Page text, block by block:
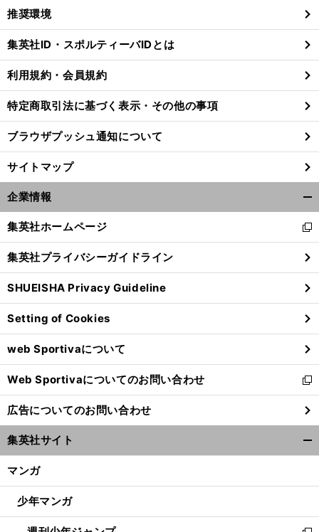
、
閉
る
推奨環境
集英社ID・スポルティーバIDとは
利用規約・会員規約
特定商取引法に基づく表示・その他の事項
ブラウザプッシュ通知について
サイトマップ
企業情報
閉
る
集英社ホームページ
新
し
い
ウ
ィ
ン
ド
ウ
で
開
く
集英社プライバシーガイドライン
SHUEISHA Privacy Guideline
Setting of Cookies
web Sportivaについて
Web Sportivaについてのお問い合わせ
新
し
い
ウ
ィ
ン
ウ
開
広告についてのお問い合わせ
集英社サイト
マンガ
少年マンガ